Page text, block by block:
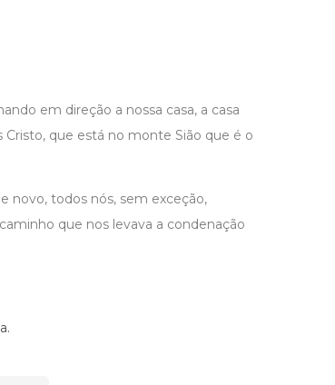
em direção a nossa casa, a casa
Cristo, que está no monte Sião que é o
novo, todos nós, sem exceção,
que nos levava a condenação